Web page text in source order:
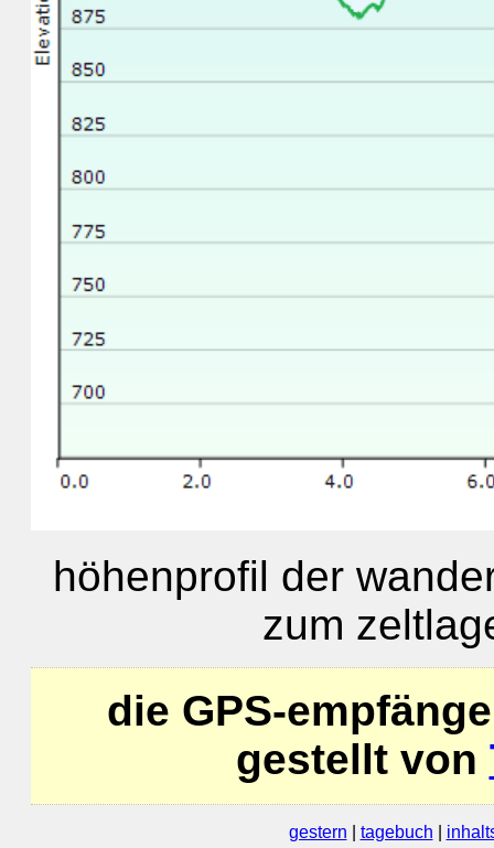
höhenprofil der
zum
die GPS-
gestellt von
gestern tagebuch